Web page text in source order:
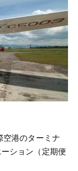
空港のターミナ
ション（定期便